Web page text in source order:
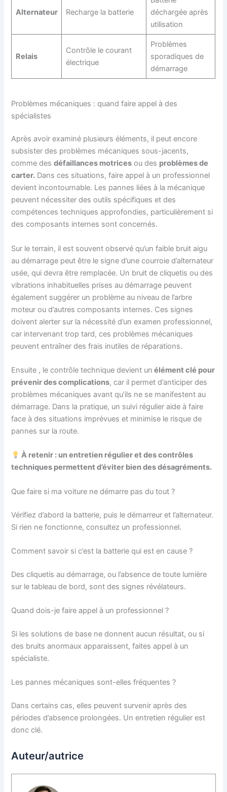
Alternateur Recharge la batterie
déchargée après
utilisation
Relais
Contrôle le courant
électrique
Problèmes
sporadiques de
démarrage
Problèmes mécaniques : quand faire appel à des
spécialistes
Après avoir examiné plusieurs éléments, il peut encore
subsister des problèmes mécaniques sous-jacents,
comme desdéfaillances motrices ou des problèmes de
carter. Dans ces situations, faire appel à un professionnel
devient incontournable. Les pannes liées à la mécanique
peuvent nécessiter des outils spécifiques et des
compétences techniques approfondies, particulièrement si
des composants internes sont concernés.
Sur le terrain, il est souvent observé qu’un faible bruit aigu
au démarrage peut être le signe d’une courroie d’alternateur
usée, qui devra être remplacée. Un bruit de cliquetis ou des
vibrations inhabituelles prises au démarrage peuvent
également suggérer un problème au niveau de l’arbre
moteur ou d’autres composants internes. Ces signes
doivent alerter sur la nécessité d’un examen professionnel,
car intervenant trop tard, ces problèmes mécaniques
peuvent entraîner des frais inutiles de réparations.
Ensuite , le contrôle technique devient un élément clé pour
prévenir des complications, car il permet d’anticiper des
problèmes mécaniques avant qu’ils ne se manifestent au
démarrage. Dans la pratique, un suivi régulier aide à faire
face à des situations imprévues et minimise le risque de
pannes sur la route.
À retenir : un entretien régulier et des contrôles
techniques permettent d’éviter bien des désagréments.
Que faire si ma voiture ne démarre pas du tout ?
Vérifiez d’abord la batterie, puis le démarreur et l’alternateur.
Si rien ne fonctionne, consultez un professionnel.
Comment savoir si c’est la batterie qui est en cause ?
Des cliquetis au démarrage, ou l’absence de toute lumière
sur le tableau de bord, sont des signes révélateurs.
Quand dois-je faire appel à un professionnel ?
Si les solutions de base ne donnent aucun résultat, ou si
des bruits anormaux apparaissent, faites appel à un
spécialiste.
Les pannes mécaniques sont-elles fréquentes ?
Dans certains cas, elles peuvent survenir après des
périodes d’absence prolongées. Un entretien régulier est
donc clé.
Auteur/autrice